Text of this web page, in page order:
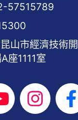
57515789
山市經濟技術
座1111室